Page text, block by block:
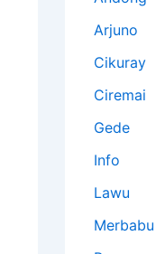
Arjuno
Cikuray
Ciremai
Gede
Info
Lawu
Merbabu